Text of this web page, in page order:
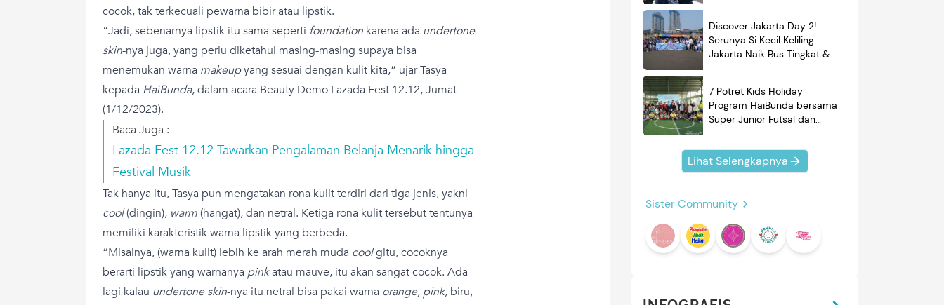
cocok, tak terkecuali pewarna bibir atau lipstik.
“Jadi, sebenarnya lipstik itu sama seperti foundation karena ada undertone
skin-nya juga, yang perlu diketahui masing-masing supaya bisa
menemukan warna makeupyang sesuai dengan kulit kita,” ujar Tasya
kepada HaiBunda, dalam acara Beauty Demo Lazada Fest 12.12, Jumat
(1/12/2023).
Baca Juga :
Lazada Fest 12.12 Tawarkan Pengalaman Belanja Menarik hingga
Festival Musik
Tak hanya itu, Tasya pun mengatakan rona kulit terdiri dari tiga jenis, yakni
cool(dingin), warm(hangat), dan netral. Ketiga rona kulit tersebut tentunya
memiliki karakteristik warna lipstik yang berbeda.
“Misalnya, (warna kulit) lebih ke arah merah muda coolgitu, cocoknya
berarti lipstik yang warnanya pinkatau mauve, itu akan sangat cocok. Ada
lagi kalau undertone skin-nya itu netral bisa pakai warna orange, pink, biru,
Discover Jakarta Day 2!
Serunya Si Kecil Keliling
Jakarta Naik Bus Tingkat &
7 Potret Kids Holiday
Program HaiBunda bersama
Super Junior Futsal dan
Kompak Banget!
Lihat Selengkapnya
Sister Community